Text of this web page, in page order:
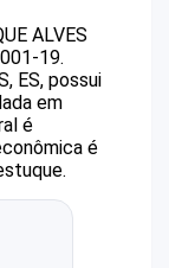
ALVES
19.
ES, possui
em
é
é